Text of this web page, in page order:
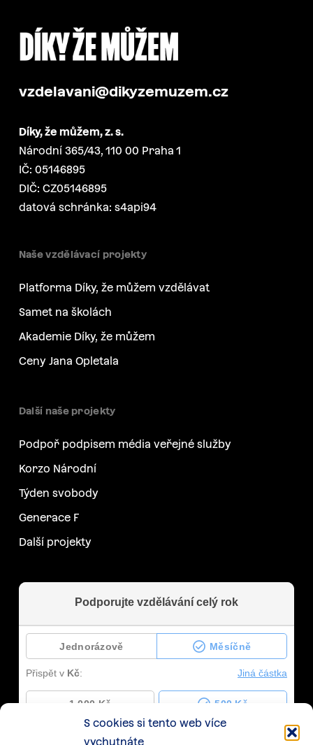
S cookies si tento web více
vychutnáte
vzdelavani@dikyzemuzem.cz
Díky, že můžem, z. s.
Národní 365/43, 110 00 Praha 1
IČ: 05146895
DIČ: CZ05146895
datová schránka: s4api94
Naše vzdělávací projekty
Platforma Díky, že můžem vzdělávat
Samet na školách
Akademie Díky, že můžem
Ceny Jana Opletala
Další naše projekty
Podpoř podpisem média veřejné služby
Korzo Národní
Týden svobody
Generace F
Další projekty